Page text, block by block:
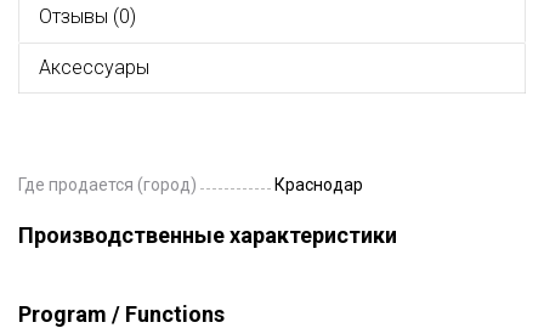
Отзывы (0)
Аксессуары
Где продается (город) Краснодар
Производственные характеристики
Program / Functions